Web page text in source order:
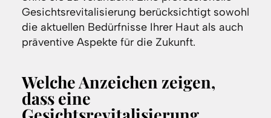
Gesichtsrevitalisierung berücksichtigt sowohl
die aktuellen Bedürfnisse Ihrer Haut als auch
präventive Aspekte für die Zukunft.
Welche Anzeichen zeigen,
dass eine